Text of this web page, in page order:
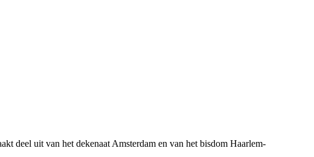
deel uit van het dekenaat Amsterdam en van het bisdom Haarlem-